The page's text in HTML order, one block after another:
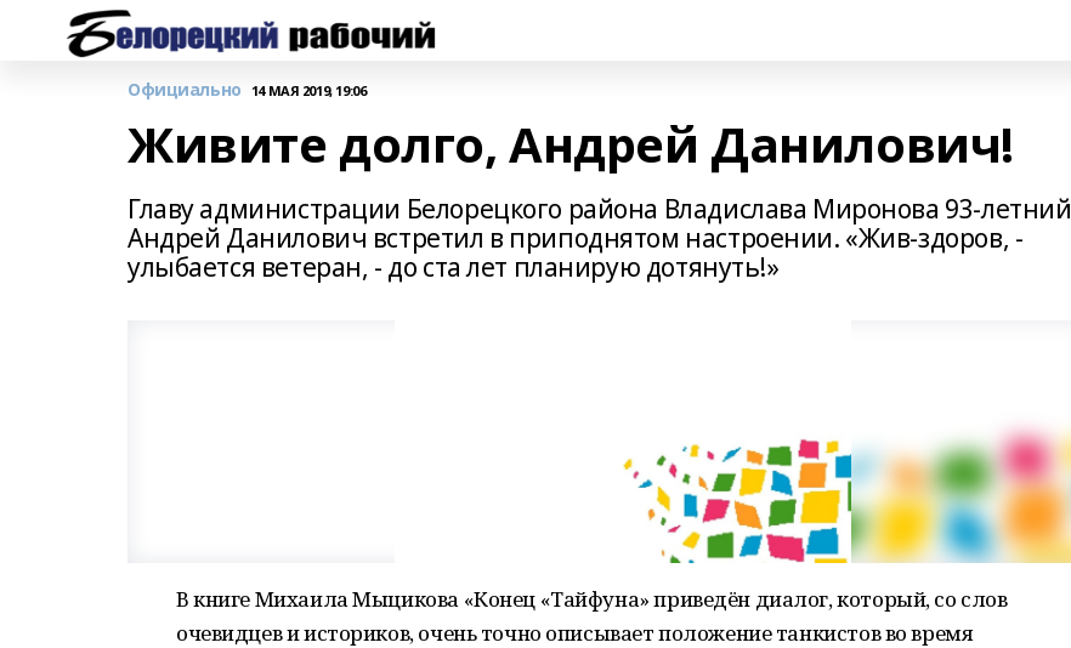
Официально 14 МАЯ 2019, 19:06
Живите долго, Андрей Данилович!
Главу администрации Белорецкого района Владислава Миронова 93-летний
Андрей Данилович встретил в приподнятом настроении. «Жив-здоров, -
улыбается ветеран, - до ста лет планирую дотянуть!»
В книге Михаила Мыцикова «Конец «Тайфуна» приведён диалог, который, со слов
очевидцев и историков, очень точно описывает положение танкистов во время